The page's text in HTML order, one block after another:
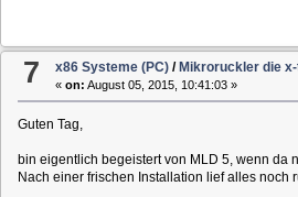
KEY_LEFT 0x02c6
KEY_RIGHT 0x02c7
KEY_OK 0x02c8
KEY_MENU 0x02c9
KEY_EPG 0x02cb
KEY_STOP 0x12f6
KEY_BACK 0x12f0
7 x86 Systeme (PC) / Mikroruckler die
«on: August 05, 2015, 10:41:03 »
Guten Tag,
bin eigentlich begeistert von MLD 5, wenn da
Nach einer frischen Installation lief alles noch